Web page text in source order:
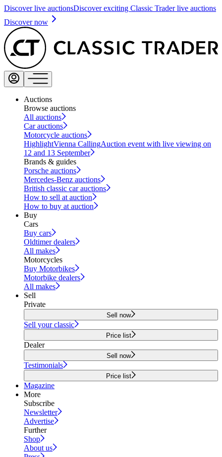
Discover live auctionsDiscover exciting Classic Trader live auctions
Discover now
Auctions
Browse auctions
All auctions
Car auctions
Motorcycle auctions
HighlightVienna CallingAuction event with live viewing on
12 and 13 September
Brands & guides
Porsche auctions
Mercedes-Benz auctions
British classic car auctions
How to sell at auction
How to buy at auction
Buy
Cars
Buy cars
Oldtimer dealers
All makes
Motorcycles
Buy Motorbikes
Motorbike dealers
All makes
Sell
Private
Sell now
Sell your classic
Price list
Dealer
Sell now
Testimonials
Price list
Magazine
More
Subscribe
Newsletter
Advertise
Further
Shop
About us